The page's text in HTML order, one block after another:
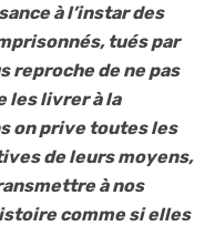
à l’instar des
tués par
reproche de ne pas
les livrer à la
on prive toutes les
de leurs moyens,
à nos
comme si elles